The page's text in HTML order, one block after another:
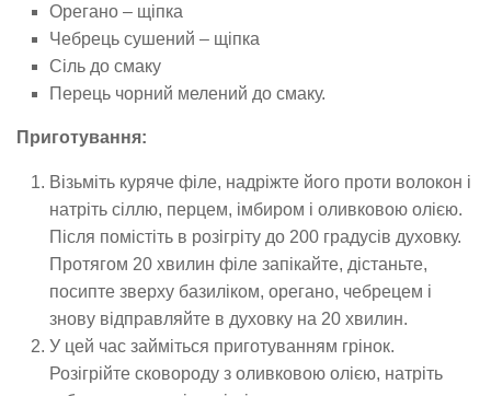
Орегано – щіпка
Чебрець сушений – щіпка
Сіль до смаку
Перець чорний мелений до смаку.
Приготування:
Візьміть куряче філе, надріжте його проти волокон і
натріть сіллю, перцем, імбиром і оливковою олією.
Після помістіть в розігріту до 200 градусів духовку.
Протягом 20 хвилин філе запікайте, дістаньте,
посипте зверху базиліком, орегано, чебрецем і
знову відправляйте в духовку на 20 хвилин.
У цей час займіться приготуванням грінок.
Розігрійте сковороду з оливковою олією, натріть